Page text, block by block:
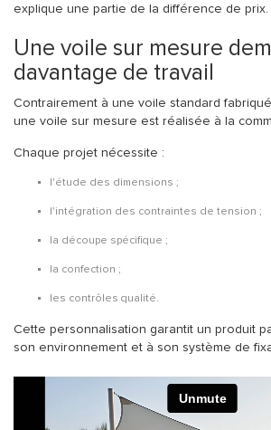
explique une partie de la différence de prix.
Une voile sur mesure
davantage de travail
Contrairement à une voile standard
une voile sur mesure est réalisée à la
Chaque projet nécessite :
l'étude des dimensions ;
l'intégration des contraintes de tension ;
la découpe spécifique ;
la confection ;
les contrôles qualité.
Cette personnalisation garantit un produit
son environnement et à son système de